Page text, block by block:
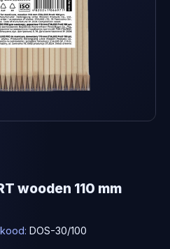
wooden 110 mm
DOS-30/100